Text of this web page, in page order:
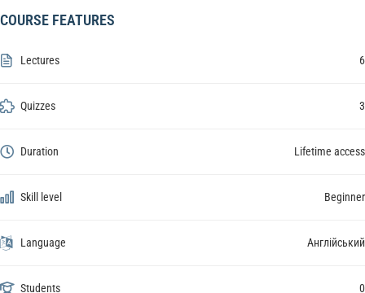
COURSE FEATURES
Lectures 6
Quizzes 3
Duration Lifetime access
Skill level Beginner
Language Англійський
Students 0